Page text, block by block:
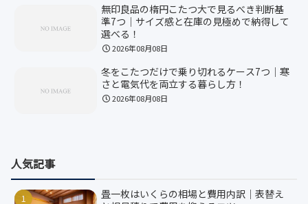
無印良品の楕円こたつ大で見るべき判断基
準7つ｜サイズ感と在庫の見極めで納得して
選べる！
2026年08月08日
冬をこたつだけで乗り切れるケース7つ｜寒
さと電気代を両立する暮らし方！
2026年08月08日
人気記事
畳一枚はいくらの相場と費用内訳｜表替え